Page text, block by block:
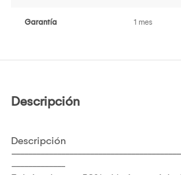
Garantía 1 mes
Descripción
Descripción
-------------